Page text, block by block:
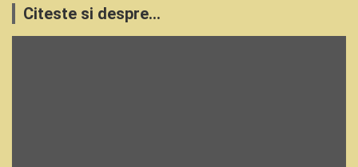
Citeste si despre...